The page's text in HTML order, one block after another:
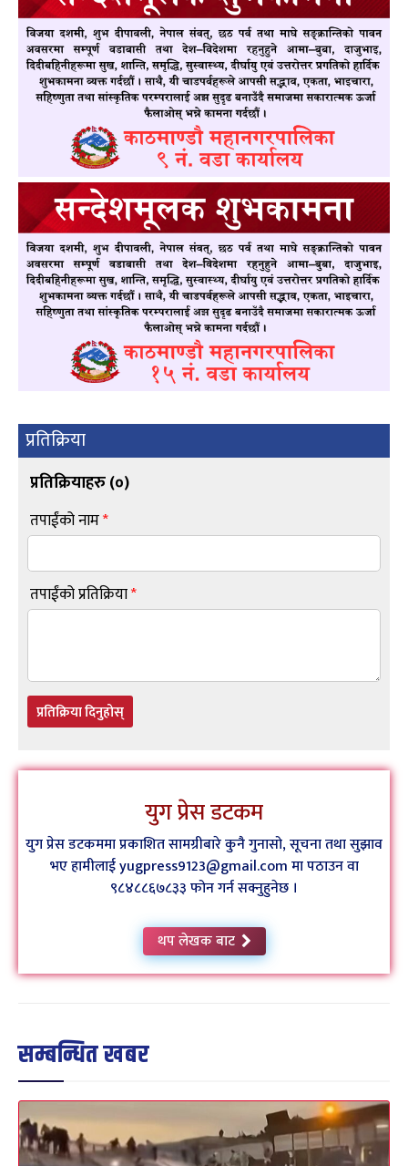
प्रतिक्रिया
प्रतिक्रियाहरु (०)
तपाईंको नाम*
तपाईंको प्रतिक्रिया*
प्रतिक्रिया दिनुहोस्
युग प्रेस डटकम
युग प्रेस डटकममा प्रकाशित सामग्रीबारे कुनै गुनासो, सूचना तथा सुझाव
भए हामीलाई yugpress9123@gmail.com मा पठाउन वा
९८४८८६७८३३ फोन गर्न सक्नुहुनेछ ।
थप लेखक बाट
सम्बन्धित खबर